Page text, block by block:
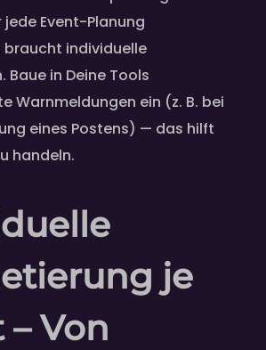
Event-Planung
braucht individuelle
Baue in Deine Tools
Warnmeldungen ein (z. B. bei
eines Postens) — das hilft
handeln.
je
– Von